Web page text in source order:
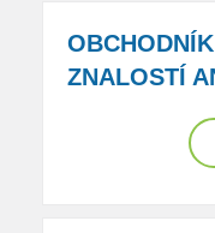
ZNALOSTÍ